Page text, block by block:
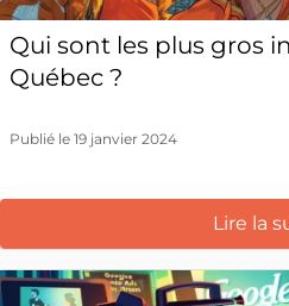
Qui sont les plus gros
Québec ?
Publié le 19 janvier 2024
Lire la